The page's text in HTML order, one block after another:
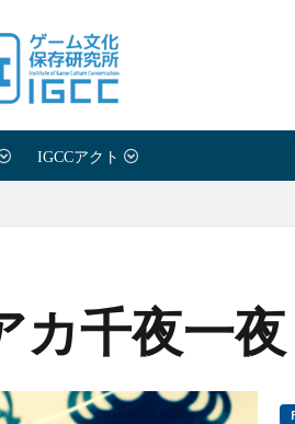
IGCCアクト
カ千夜一夜